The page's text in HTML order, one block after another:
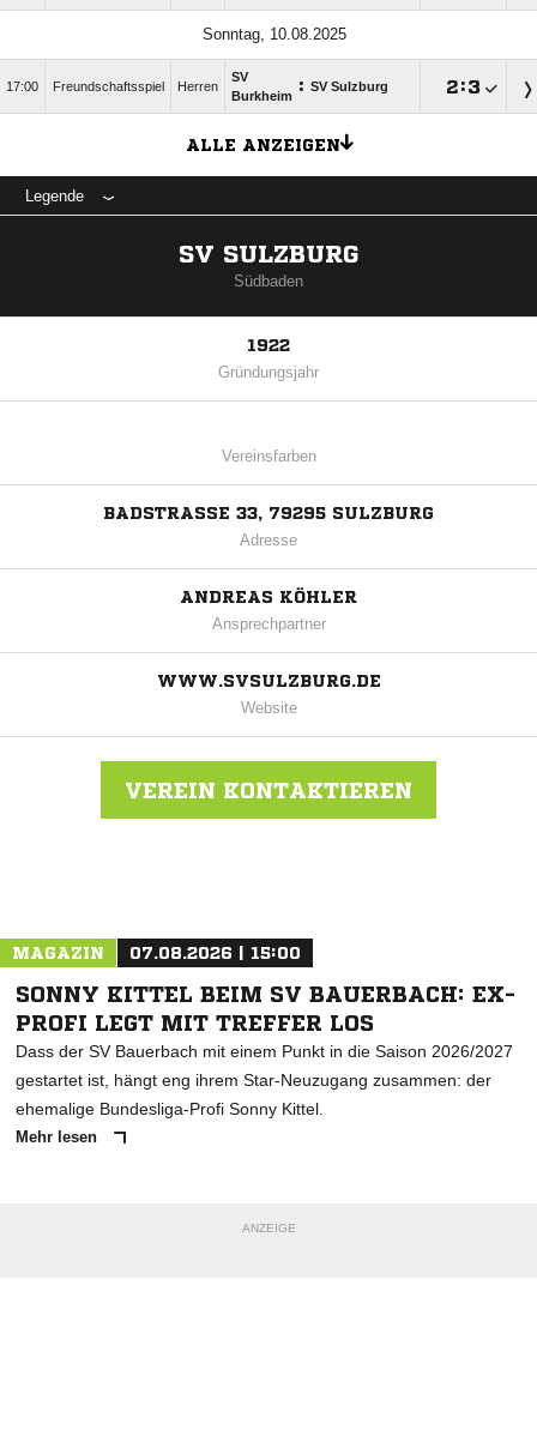
Sonntag, 10.08.2025
17:00 Freundschaftsspiel Herren
SV
Burkheim : SV Sulzburg :
ALLE ANZEIGEN
Legende
SV SULZBURG
Südbaden
1922
Gründungsjahr
Vereinsfarben
BADSTRASSE 33, 79295 SULZBURG
Adresse
ANDREAS KÖHLER
Ansprechpartner
WWW.SVSULZBURG.DE
Website
VEREIN KONTAKTIEREN
MAGAZIN 07.08.2026 | 15:00
SONNY KITTEL BEIM SV BAUERBACH: EX-
PROFI LEGT MIT TREFFER LOS
Dass der SV Bauerbach mit einem Punkt in die Saison 2026/2027
gestartet ist, hängt eng ihrem Star-Neuzugang zusammen: der
ehemalige Bundesliga-Profi Sonny Kittel.
Mehr lesen
ANZEIGE